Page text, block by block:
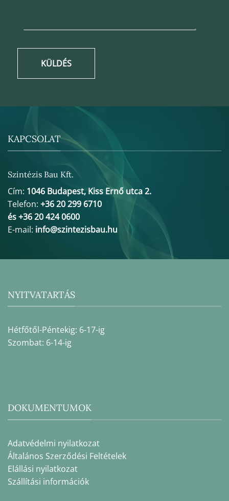
KÜLDÉS
KAPCSOLAT
Szintézis Bau Kft.
Cím: 1046 Budapest, Kiss Ernő utca 2.
Telefon: +36 20 299 6710
és +36 20 424 0600
E-mail: info@szintezisbau.hu
NYITVATARTÁS
Hétfőtől-Péntekig: 6-17-ig
Szombat: 6-14-ig
DOKUMENTUMOK
Adatvédelmi nyilatkozat
Általános Szerződési Feltételek
Elállási nyilatkozat
Szállítási információk